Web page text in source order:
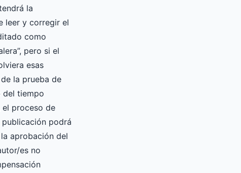
la
leer y corregir el
como
pero si el
esas
la prueba de
del tiempo
proceso de
podrá
aprobación del
es no